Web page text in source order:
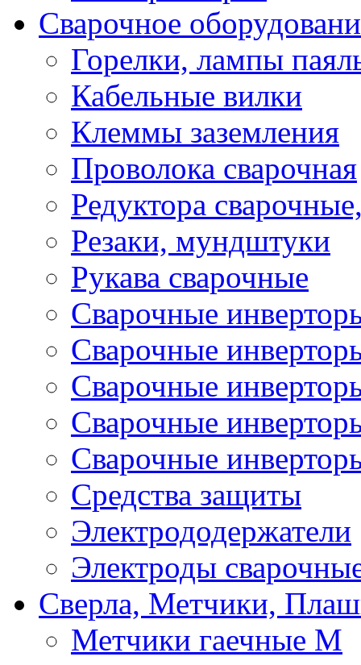
Сварочное
Горелки, лампы
Кабельные вилки
Клеммы заземления
Проволока сварочная
Редуктора
Резаки, мундштуки
Рукава сварочные
Сварочные
Сварочные
Сварочные
Сварочные
Сварочные
Средства защиты
Электрододержатели
Электроды
Сверла, Метчики,
Метчики гаечные М